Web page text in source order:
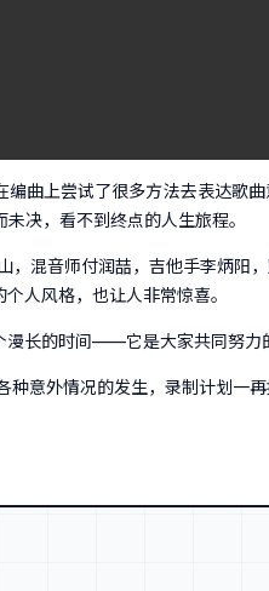
曲上尝试了很多方法去表达歌
决，看不到终点的人生旅程。
混音师付润喆，吉他手李炳
人风格，也让人非常惊喜。
长的时间——它是大家共同努力
意外情况的发生，录制计划一